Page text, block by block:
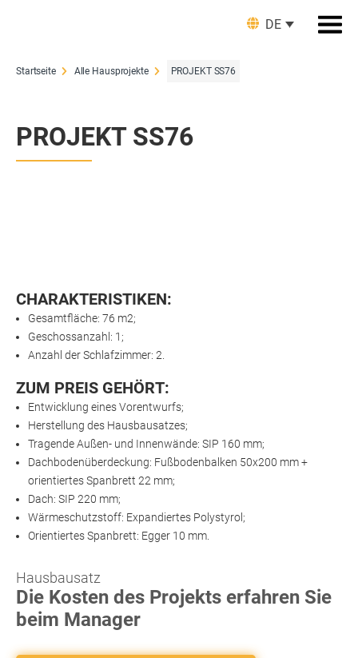
DE
Startseite Alle Hausprojekte PROJEKT SS76
PROJEKT SS76
CHARAKTERISTIKEN:
Gesamtfläche: 76 m2;
Geschossanzahl: 1;
Anzahl der Schlafzimmer: 2.
ZUM PREIS GEHÖRT:
Entwicklung eines Vorentwurfs;
Herstellung des Hausbausatzes;
Tragende Außen- und Innenwände: SIP 160 mm;
Dachbodenüberdeckung: Fußbodenbalken 50х200 mm +
orientiertes Spanbrett 22 mm;
Dach: SIP 220 mm;
Wärmeschutzstoff: Expandiertes Polystyrol;
Orientiertes Spanbrett: Egger 10 mm.
Hausbausatz
Die Kosten des Projekts erfahren Sie
beim Manager